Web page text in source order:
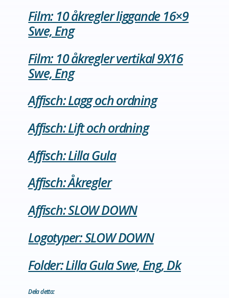
Film: 10 åkregler liggande 16×9
Swe, Eng
Film: 10 åkregler vertikal 9X16
Swe, Eng
Affisch: Lagg och ordning
Affisch: Lift och ordning
Affisch: Lilla Gula
Affisch: Åkregler
Affisch: SLOW DOWN
Logotyper: SLOW DOWN
Folder: Lilla Gula Swe, Eng, Dk
Dela detta: